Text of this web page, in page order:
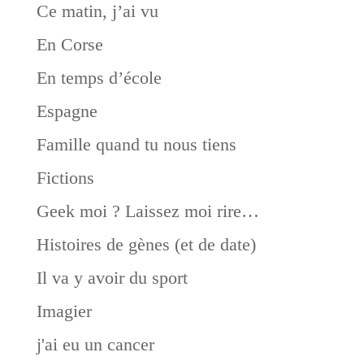
Ce matin, j’ai vu
En Corse
En temps d’école
Espagne
Famille quand tu nous tiens
Fictions
Geek moi ? Laissez moi rire…
Histoires de gènes (et de date)
Il va y avoir du sport
Imagier
j'ai eu un cancer